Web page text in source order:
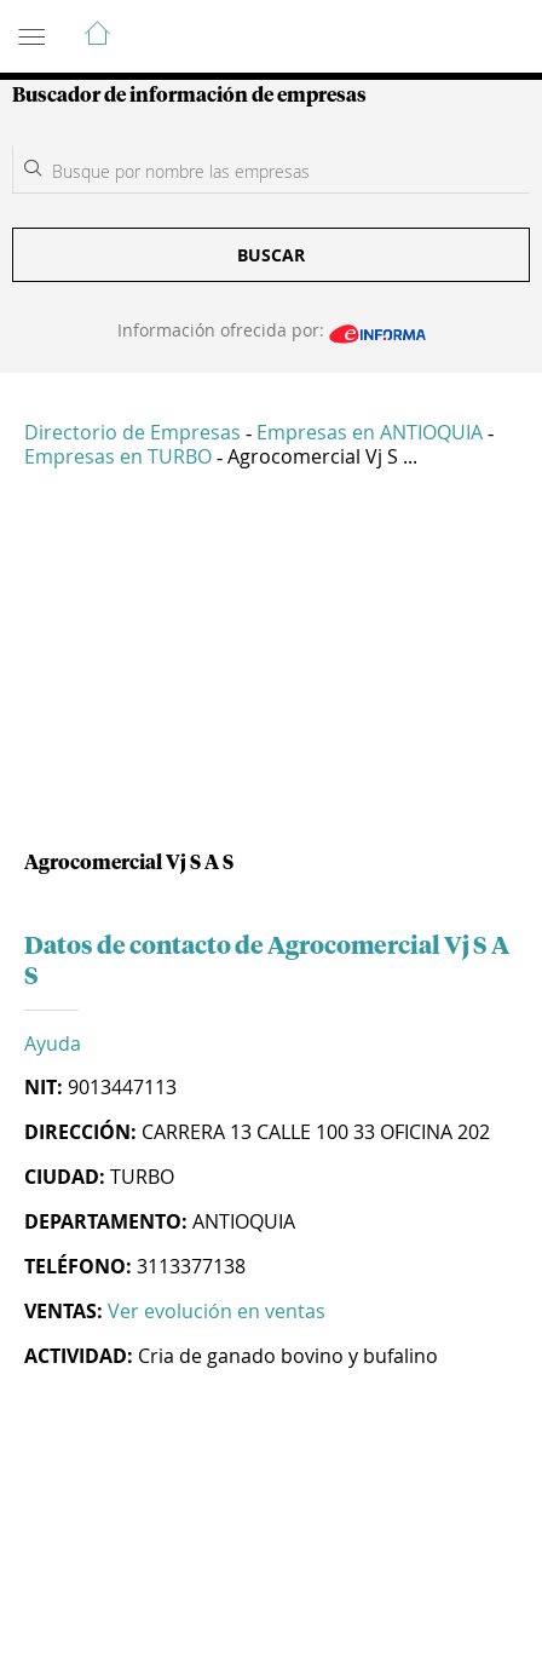
Guía de Empresas Colombianas
Buscador de información de empresas
BUSCAR
Información ofrecida por:
Directorio de Empresas - Empresas en ANTIOQUIA -
Empresas en TURBO - Agrocomercial Vj S ...
Agrocomercial Vj S A S
Datos de contacto de Agrocomercial Vj S A
S
Ayuda
NIT: 9013447113
DIRECCIÓN: CARRERA 13 CALLE 100 33 OFICINA 202
CIUDAD: TURBO
DEPARTAMENTO: ANTIOQUIA
TELÉFONO: 3113377138
VENTAS: Ver evolución en ventas
ACTIVIDAD: Cria de ganado bovino y bufalino